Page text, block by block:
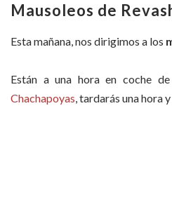
Mausoleos de
Esta mañana, nos dirigimos a los
Están a una hora en coche
Chachapoyas, tardarás una hora